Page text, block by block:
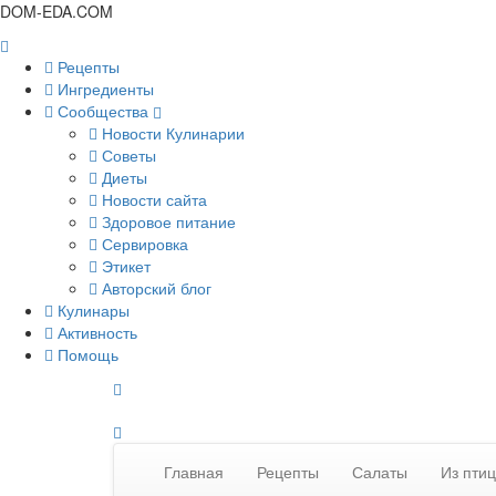
DOM-EDA.COM
Рецепты
Ингредиенты
Сообщества
Новости Кулинарии
Советы
Диеты
Новости сайта
Здоровое питание
Сервировка
Этикет
Авторский блог
Кулинары
Активность
Помощь
Главная Рецепты Салаты Из